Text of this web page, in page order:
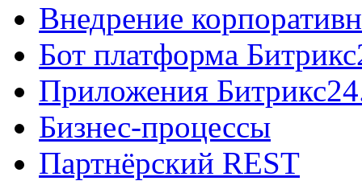
Внедрение
Бот платформа
Приложения
Бизнес-процессы
Партнёрский REST